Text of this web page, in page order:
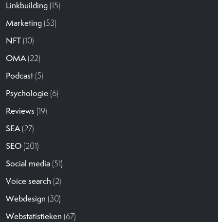
Linkbuilding (15)
Marketing (53)
NFT (10)
OMA(22)
Podcast (5)
Psychologie (6)
Reviews (19)
SEA(27)
SEO (201)
Social media (51)
Voice search (2)
Webdesign (30)
Webstatistieken (67)